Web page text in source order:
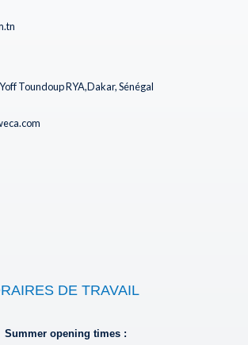
Toundoup RYA,Dakar, Sénégal
DE TRAVAIL
Summer opening times :